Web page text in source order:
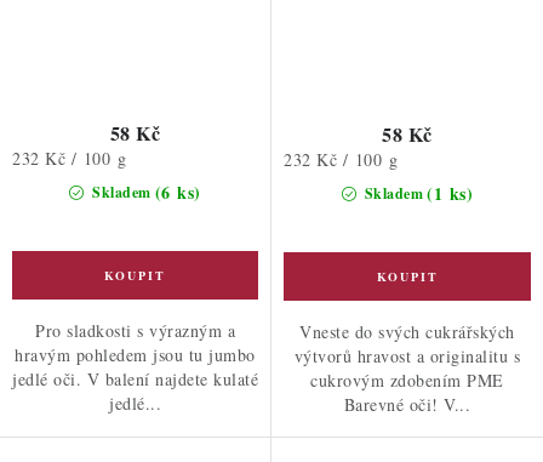
Skladem (6 ks)
58 Kč
Měrná
232 Kč / 100 g
Pro sladkosti s výrazným a
hravým pohledem jsou tu jumbo
jedlé oči. V balení najdete kulaté
jedlé...
Skladem(1 ks)
58 Kč
Měrná
232 Kč / 100 g
Vneste do svých cukrářských
výtvorů hravost a originalitu s
cukrovým zdobením PME
Barevné oči! V...